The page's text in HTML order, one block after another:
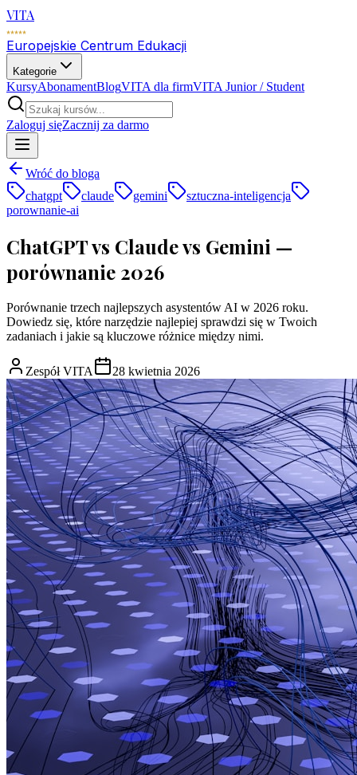
VITA
Europejskie Centrum Edukacji
Kategorie
KursyAbonamentBlogVITA dla firmVITA Junior / Student
Zaloguj sięZacznij za darmo
Wróć do bloga
chatgpt
claude gemini
sztuczna-inteligencja
porownanie-ai
ChatGPT vs Claude vs Gemini —
porównanie 2026
Porównanie trzech najlepszych asystentów AI w 2026 roku.
Dowiedz się, które narzędzie najlepiej sprawdzi się w Twoich
zadaniach i jakie są kluczowe różnice między nimi.
Zespół VITA 28 kwietnia 2026